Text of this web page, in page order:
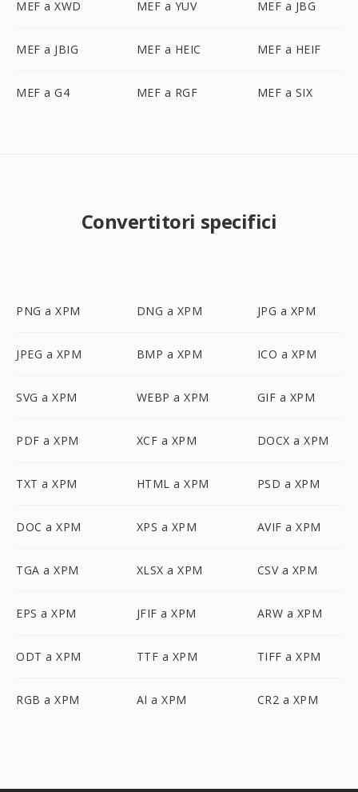
MEF a XWD MEF a YUV MEF a JBG
MEF a JBIG MEF a HEIC MEF a HEIF
MEF a G4 MEF a RGF MEF a SIX
Convertitori specifici
PNG a XPM DNG a XPM JPG a XPM
JPEG a XPM BMP a XPM ICO a XPM
SVG a XPM WEBP a XPM GIF a XPM
PDF a XPM XCF a XPM DOCX a XPM
TXT a XPM HTML a XPM PSD a XPM
DOC a XPM XPS a XPM AVIF a XPM
TGA a XPM XLSX a XPM CSV a XPM
EPS a XPM JFIF a XPM ARW a XPM
ODT a XPM TTF a XPM TIFF a XPM
RGB a XPM AI a XPM CR2 a XPM